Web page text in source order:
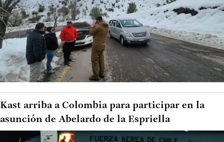
Kast arriba a Colombia para participar en la
asunción de Abelardo de la Espriella